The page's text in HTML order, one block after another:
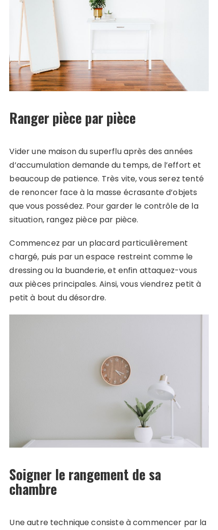
Ranger pièce par pièce
Vider une maison du superflu après des années
d’accumulation demande du temps, de l’effort et
beaucoup de patience. Très vite, vous serez tenté
de renoncer face à la masse écrasante d’objets
que vous possédez. Pour garder le contrôle de la
situation, rangez pièce par pièce.
Commencez par un placard particulièrement
chargé, puis par un espace restreint comme le
dressing ou la buanderie, et enfin attaquez-vous
aux pièces principales. Ainsi, vous viendrez petit à
petit à bout du désordre.
Soigner le rangement de sa
chambre
Une autre technique consiste à commencer par la